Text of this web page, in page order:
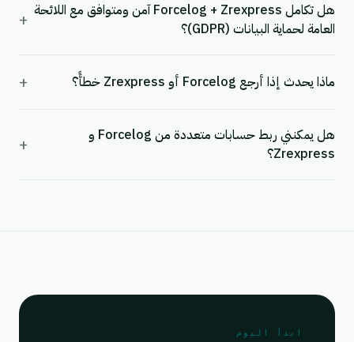
هل تكامل Forcelog + Zrexpress آمن ومتوافق مع اللائحة
العامة لحماية البيانات (GDPR)؟
+
ماذا يحدث إذا أرجع Forcelog أو Zrexpress خطأً؟ +
هل يمكنني ربط حسابات متعددة من Forcelog و
Zrexpress؟
+
ابدأ اليوم